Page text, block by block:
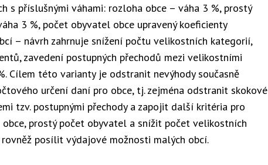
s příslušnými váhami: rozloha obce – váha 3 %, prostý
3 %, počet obyvatel obce upravený koeficienty
– návrh zahrnuje snížení počtu velikostních kategorií,
zavedení postupných přechodů mezi velikostními
Cílem této varianty je odstranit nevýhody současně
určení daní pro obce, tj. zejména odstranit skokové
tzv. postupnými přechody a zapojit další kritéria pro
prostý počet obyvatel a snížit počet velikostních
posílit výdajové možnosti malých obcí.